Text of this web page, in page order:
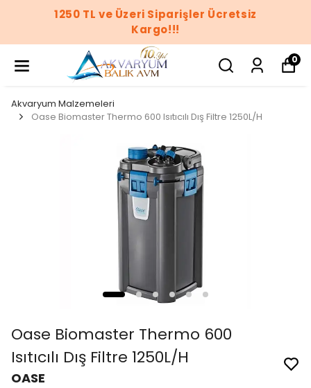
1250 TL ve Üzeri Siparişler Ücretsiz
Kargo!!!
0
Akvaryum Malzemeleri
Oase Biomaster Thermo 600 Isıtıcılı Dış Filtre 1250L/H
Oase Biomaster Thermo 600
Isıtıcılı Dış Filtre 1250L/H
OASE